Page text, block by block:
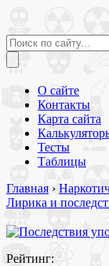
О сайте
Контакты
Карта сайта
Тесты
Таблицы
Главная ›
Лирика и
Рейтинг: